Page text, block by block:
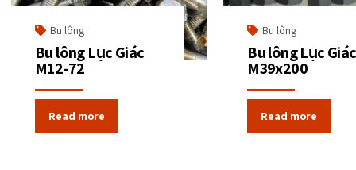
Bu lông
Bu lông Lục Giác
M12-72
Read more
Bu lông
Bu lông Lục Giác
M39x200
Read more